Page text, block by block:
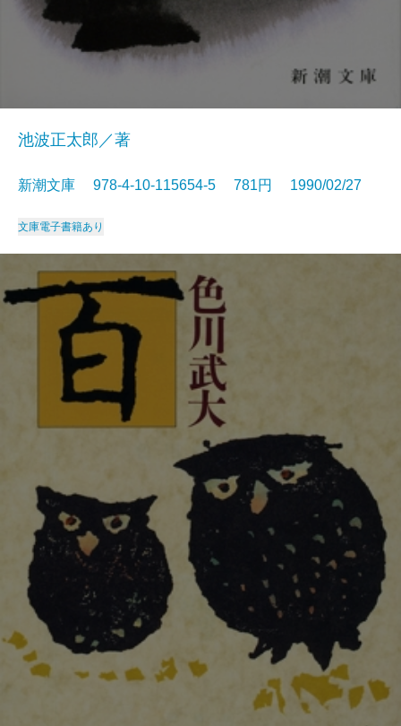
池波正太郎／著
新潮文庫 978-4-10-115654-5 781円 1990/02/27
文庫電子書籍あり